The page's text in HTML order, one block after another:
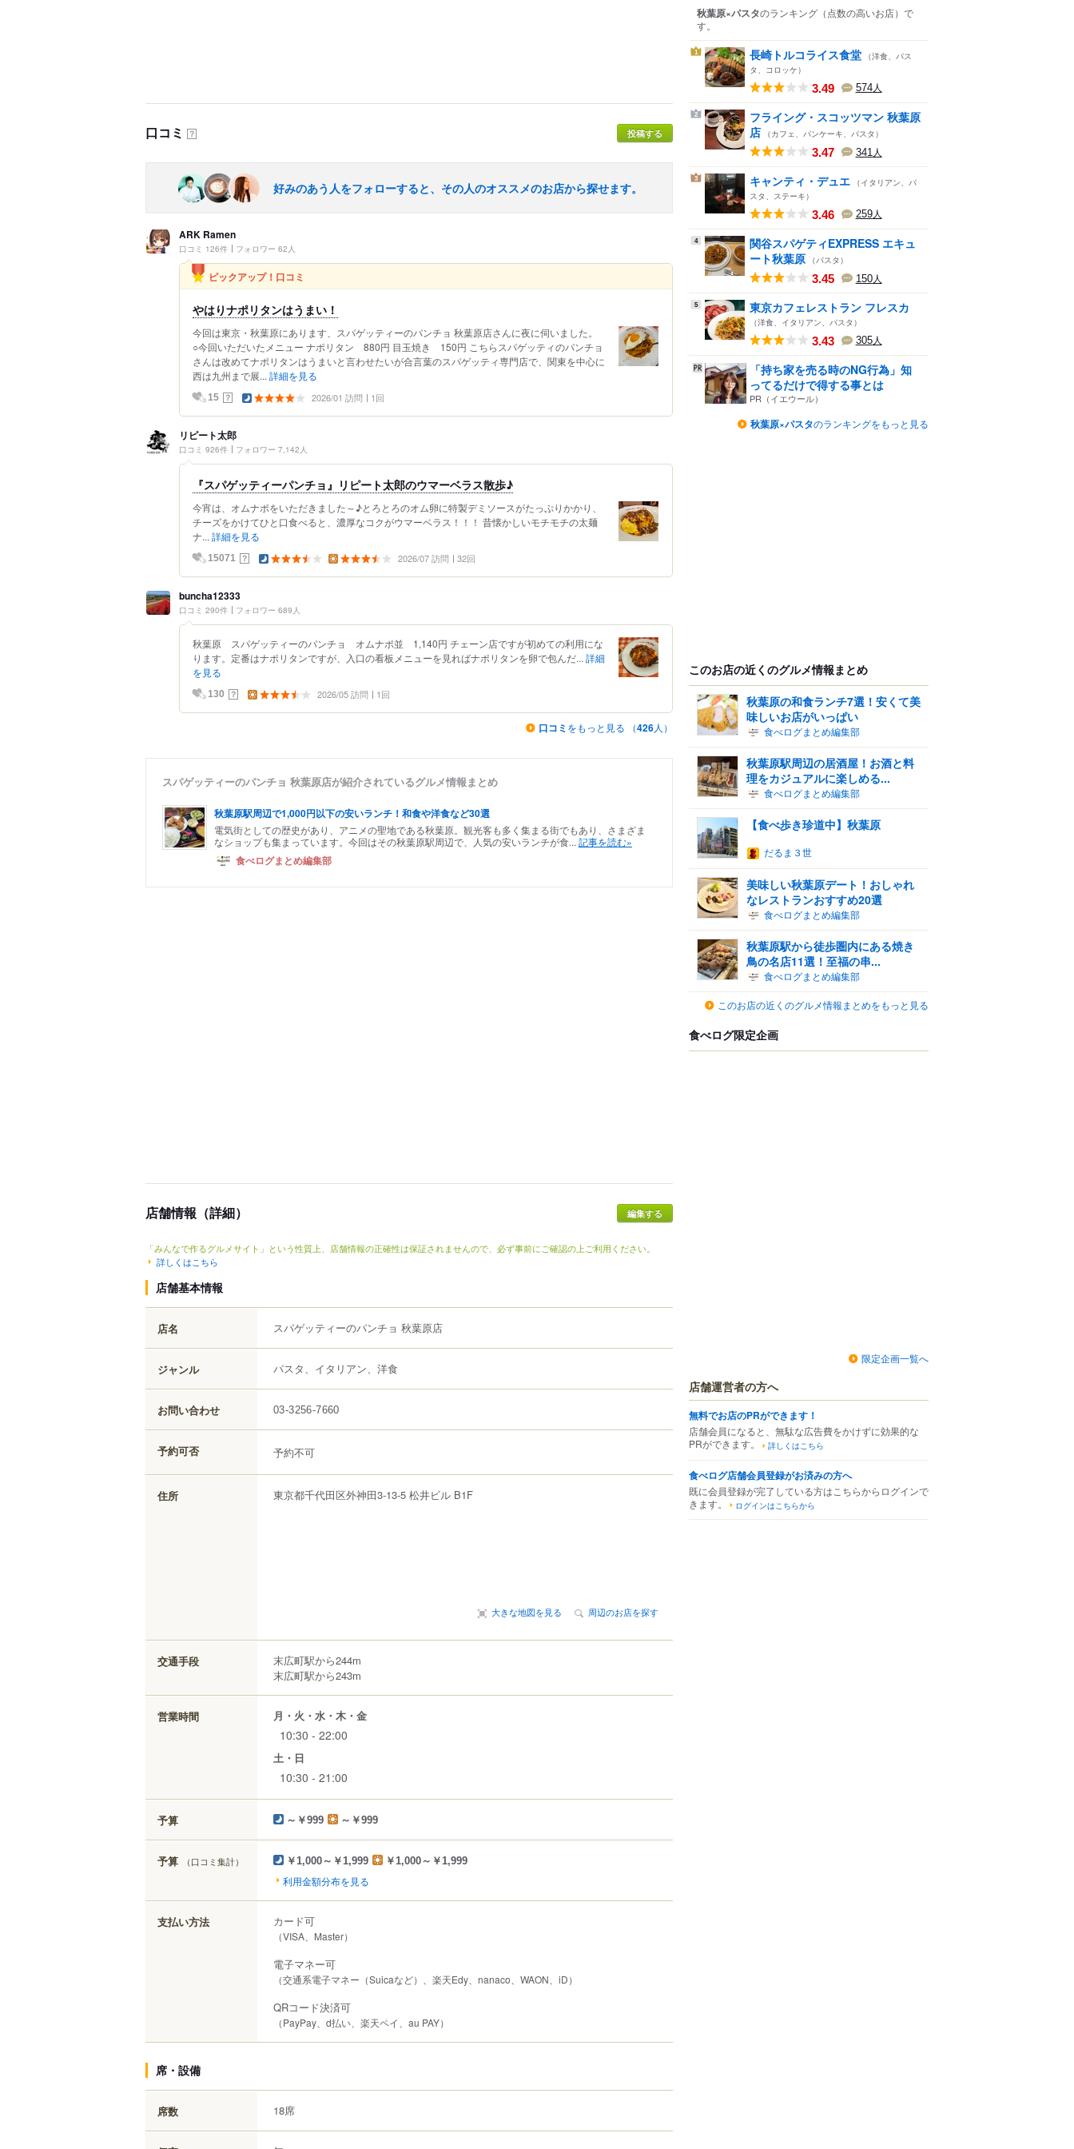
口コミ ？ 投稿する
好みのあう人をフォローすると、その人のオススメのお店から探せます。
ARK Ramen
口コミ 126件 フォロワー 62人
ピックアップ！口コミ
やはりナポリタンはうまい！
今回は東京・秋葉原にあります、スパゲッティーのパンチョ 秋葉原店さんに夜に伺いました。
○今回いただいたメニュー ナポリタン 880円 目玉焼き 150円 こちらスパゲッティのパンチョ
さんは改めてナポリタンはうまいと言わせたいが合言葉のスパゲッティ専門店で、関東を中心に
西は九州まで展... 詳細を見る
15 ？ 2026/01 訪問 1回
リピート太郎
口コミ 926件 フォロワー 7,142人
『スパゲッティーパンチョ』リピート太郎のウマーベラス散歩♪
今宵は、オムナポをいただきました～♪とろとろのオム卵に特製デミソースがたっぷりかかり、
チーズをかけてひと口食べると、濃厚なコクがウマーベラス！！！ 昔懐かしいモチモチの太麺
ナ... 詳細を見る
15071 ？ 2026/07 訪問 32回
buncha12333
口コミ 290件 フォロワー 689人
秋葉原 スパゲッティーのパンチョ オムナポ並 1,140円 チェーン店ですが初めての利用にな
ります。定番はナポリタンですが、入口の看板メニューを見ればナポリタンを卵で包んだ... 詳細
を見る
130 ？ 2026/05 訪問 1回
口コミ をもっと見る （426人）
スパゲッティーのパンチョ 秋葉原店が紹介されているグルメ情報まとめ
秋葉原駅周辺で1,000円以下の安いランチ！和食や洋食など30選
電気街としての歴史があり、アニメの聖地である秋葉原。観光客も多く集まる街でもあり、さまざま
なショップも集まっています。今回はその秋葉原駅周辺で、人気の安いランチが食... 記事を読む»
食べログまとめ編集部
店舗情報（詳細） 編集する
「みんなで作るグルメサイト」という性質上、店舗情報の正確性は保証されませんので、必ず事前にご確認の上ご利用ください。
詳しくはこちら
店舗基本情報
店名 スパゲッティーのパンチョ 秋葉原店
ジャンル パスタ、イタリアン、洋食
お問い合わせ 03-3256-7660
予約可否 予約不可
住所 東京都千代田区外神田3-13-5 松井ビル B1F
大きな地図を見る 周辺のお店を探す
交通手段
末広町駅から244m
末広町駅から243m
営業時間 月・火・水・木・金
10:30 - 22:00
土・日
10:30 - 21:00
予算 ～￥999 ～￥999
予算 （口コミ集計） ￥1,000～￥1,999 ￥1,000～￥1,999
利用金額分布を見る
支払い方法 カード可
（VISA、Master）
電子マネー可
（交通系電子マネー（Suicaなど）、楽天Edy、nanaco、WAON、iD）
QRコード決済可
（PayPay、d払い、楽天ペイ、au PAY）
席・設備
席数 18席
秋葉原×パスタのランキング （点数の高いお店） で
す。
1 長崎トルコライス食堂 （洋食、パス
タ、コロッケ）
3.49 574人
2
フライング・スコッツマン 秋葉原
店 （カフェ、パンケーキ、パスタ）
3.47 341 人
3 キャンティ・デュエ （イタリアン、パ
スタ、ステーキ）
3.46 259人
4
関谷スパゲティEXPRESS エキュ
ート秋葉原 （パスタ）
3.45 150人
5 東京カフェレストラン フレスカ
（洋食、イタリアン、パスタ）
3.43 305人
「持ち家を売る時のNG行為」知
ってるだけで得する事とは
PR（イエウール）
秋葉原×パスタのランキングをもっと見る
このお店の近くのグルメ情報まとめ
秋葉原の和食ランチ7選！安くて美
味しいお店がいっぱい
食べログまとめ編集部
秋葉原駅周辺の居酒屋！お酒と料
理をカジュアルに楽しめる...
食べログまとめ編集部
【食べ歩き珍道中】秋葉原
だるま３世
美味しい秋葉原デート！おしゃれ
なレストランおすすめ20選
食べログまとめ編集部
秋葉原駅から徒歩圏内にある焼き
鳥の名店11選！至福の串...
食べログまとめ編集部
このお店の近くのグルメ情報まとめをもっと見る
食べログ限定企画
限定企画一覧へ
店舗運営者の方へ
無料でお店のPRができます！
店舗会員になると、無駄な広告費をかけずに効果的な
PRができます。
詳しくはこちら
食べログ店舗会員登録がお済みの方へ
既に会員登録が完了している方はこちらからログインで
きます。
ログインはこちらから